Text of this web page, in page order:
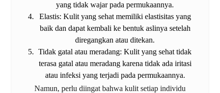
yang tidak wajar pada permukaannya.
Elastis: Kulit yang sehat memiliki elastisitas yang
baik dan dapat kembali ke bentuk aslinya setelah
diregangkan atau ditekan.
Tidak gatal atau meradang: Kulit yang sehat tidak
terasa gatal atau meradang karena tidak ada iritasi
atau infeksi yang terjadi pada permukaannya.
Namun, perlu diingat bahwa kulit setiap individu